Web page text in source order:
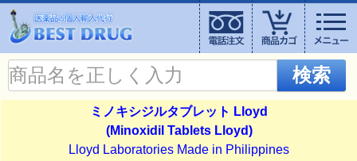
検索
ミノキシジルタブレット Lloyd
(Minoxidil Tablets Lloyd)
Lloyd Laboratories Made in Philippines